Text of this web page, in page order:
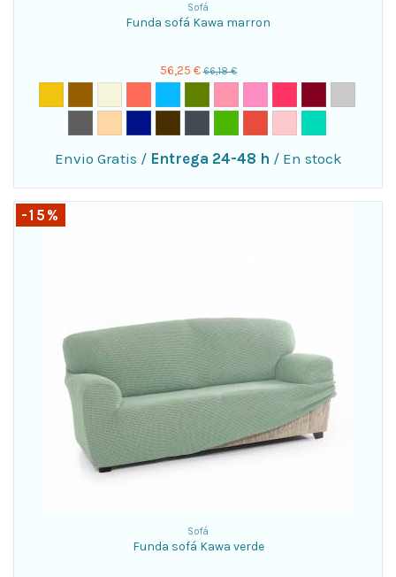
Sofá
Funda sofá Kawa marron
56,25 € 66,18 €
Envio Gratis / Entrega 24-48 h / En stock
-15%
Sofá
Funda sofá Kawa verde